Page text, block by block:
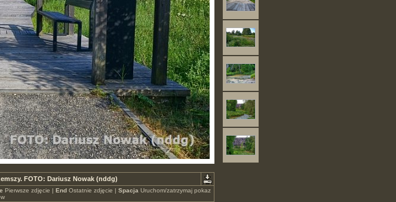
FOTO: Dariusz Nowak (nddg)
Pierwsze zdjęcie | EndOstatnie zdjęcie | Spacja Uruchom/zatrzymaj pokaz